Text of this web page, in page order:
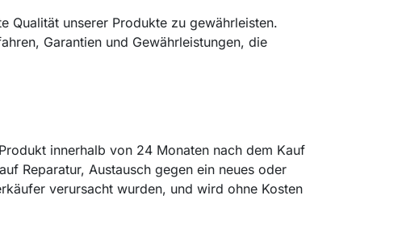
Qualität unserer Produkte zu gewährleisten.
Garantien und Gewährleistungen, die
innerhalb von 24 Monaten nach dem Kauf
Reparatur, Austausch gegen ein neues oder
verursacht wurden, und wird ohne Kosten